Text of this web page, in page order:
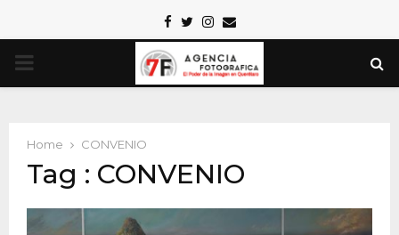
Facebook
TwitterInstagram
Email
PRIMARY
Home CONVENIO
Tag : CONVENIO